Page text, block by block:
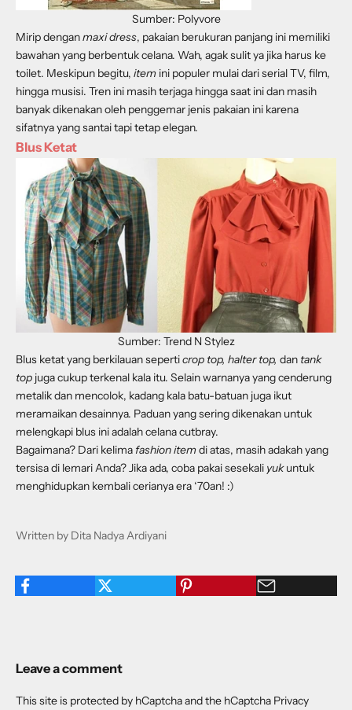
Sumber: Polyvore
Mirip denganmaxi dress, pakaian berukuran panjang ini memiliki
bawahan yang berbentuk celana. Wah, agak sulit ya jika harus ke
toilet. Meskipun begitu, item ini populer mulai dari serial TV, film,
hingga musisi. Tren ini masih terjaga hingga saat ini dan masih
banyak dikenakan oleh penggemar jenis pakaian ini karena
sifatnya yang santai tapi tetap elegan.
Blus Ketat
Sumber: Trend N Stylez
Blus ketat yang berkilauan seperticrop top, halter top, dan tank
top juga cukup terkenal kala itu. Selain warnanya yang cenderung
metalik dan mencolok, kadang kala batu-batuan juga ikut
meramaikan desainnya. Paduan yang sering dikenakan untuk
melengkapi blus ini adalah celana cutbray.
Bagaimana? Dari kelima fashion itemdi atas, masih adakah yang
tersisa di lemari Anda? Jika ada, coba pakai sesekali yukuntuk
menghidupkan kembali cerianya era ‘70an! :)
Written by Dita Nadya Ardiyani
Leave a comment
This site is protected by hCaptcha and the hCaptcha Privacy